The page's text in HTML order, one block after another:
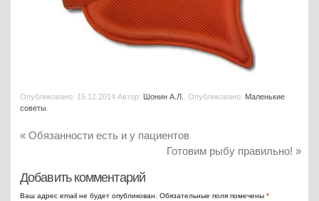
Опубликовано: 15.12.2014 Автор: Шонин А.Л. . Опубликовано: Маленькие
советы
« Обязанности есть и у пациентов
Готовим рыбу правильно! »
Добавить комментарий
Ваш адрес email не будет опубликован. Обязательные поля помечены *